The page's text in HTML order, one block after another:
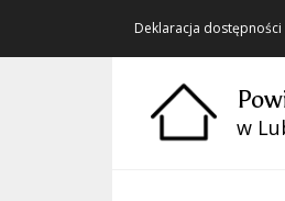
Deklaracja dostępności
w